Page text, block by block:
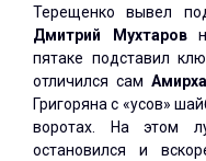
Терещенко вывел
Дмитрий Мухтаров
пятаке подставил
отличился сам
Григоряна с «усов»
воротах. На этом
остановился и